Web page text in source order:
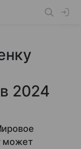
2024
может